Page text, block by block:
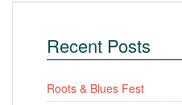
Recent Posts
Roots & Blues Fest